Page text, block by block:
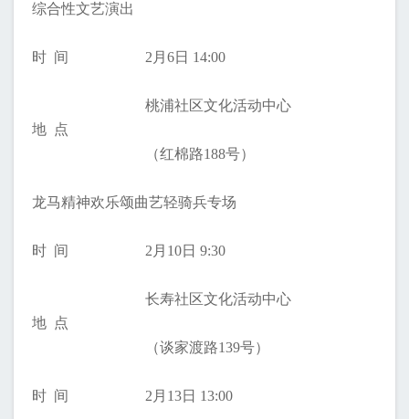
综合性文艺演出
时 间 2月6日 14:00
地 点
桃浦社区文化活动中心
（红棉路188号）
龙马精神欢乐颂曲艺轻骑兵专场
时 间 2月10日 9:30
地 点
长寿社区文化活动中心
（谈家渡路139号）
时 间 2月13日 13:00